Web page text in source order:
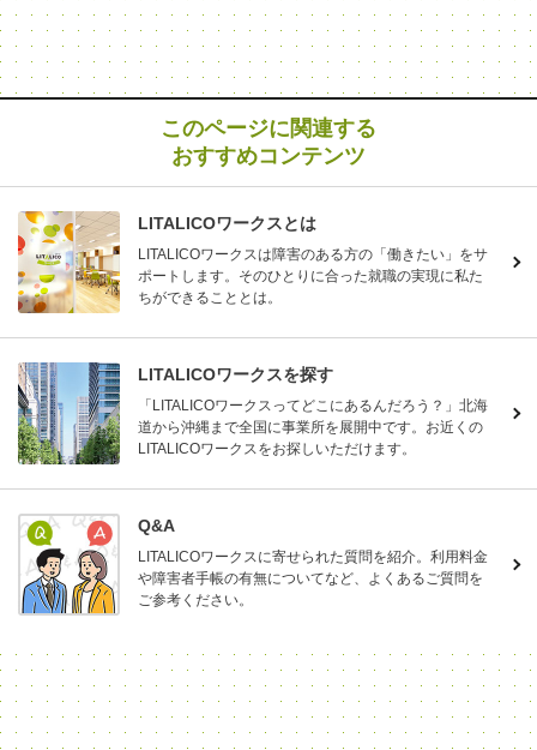
このページに関連する
おすすめコンテンツ
LITALICOワークスとは
LITALICOワークスは障害のある方の「働きたい」をサ
ポートします。そのひとりに合った就職の実現に私た
ちができることとは。
LITALICOワークスを探す
「LITALICOワークスってどこにあるんだろう？」北海
道から沖縄まで全国に事業所を展開中です。お近くの
LITALICOワークスをお探しいただけます。
Q&A
LITALICOワークスに寄せられた質問を紹介。利用料金
や障害者手帳の有無についてなど、よくあるご質問を
ご参考ください。